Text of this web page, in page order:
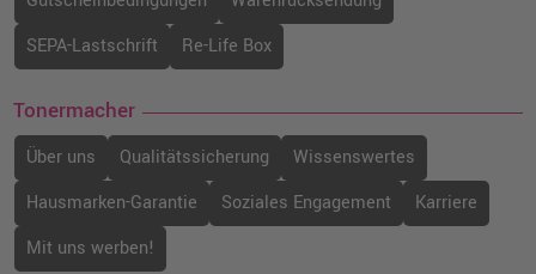
SEPA-Lastschrift
Re-Life Box
Tonermacher
Über uns Qualitätssicherung
Wissenswertes
Hausmarken-Garantie
Soziales Engagement
Karriere
Mit uns werben!